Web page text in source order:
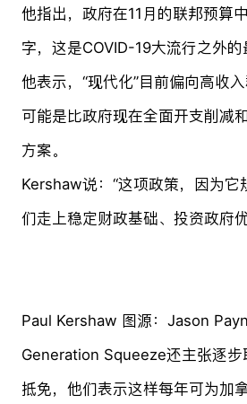
他指出，政府在11月的联邦预算
字，这是COVID-19大流行之外的
他表示，“现代化”目前偏向高收入
可能是比政府现在全面开支削减
方案。
Kershaw说：“这项政策，因为它
们走上稳定财政基础、投资政府
Paul Kershaw 图源：Jason
Generation Squeeze还主张逐步
抵免，他们表示这样每年可为加